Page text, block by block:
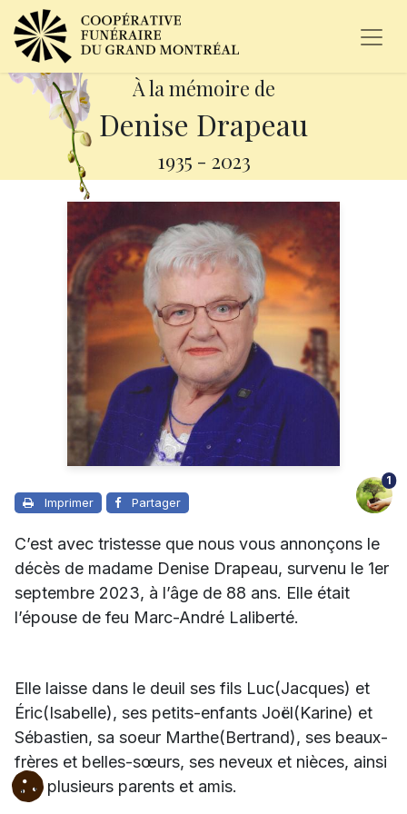
À la mémoire de
Denise Drapeau
1935 - 2023
Imprimer Partager
1
C’est avec tristesse que nous vous annonçons le
décès de madame Denise Drapeau, survenu le 1er
septembre 2023, à l’âge de 88 ans. Elle était
l’épouse de feu Marc-André Laliberté.
Elle laisse dans le deuil ses fils Luc(Jacques) et
Éric(Isabelle), ses petits-enfants Joël(Karine) et
Sébastien, sa soeur Marthe(Bertrand), ses beaux-
frères et belles-sœurs, ses neveux et nièces, ainsi
que plusieurs parents et amis.